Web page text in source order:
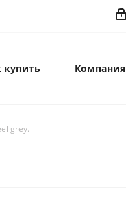
купить Компания
grey.